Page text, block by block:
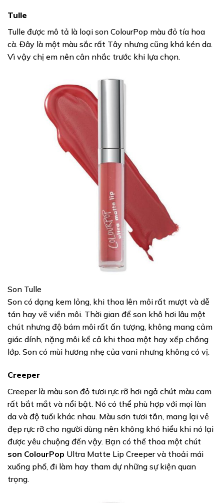
Tulle
Tulle được mô tả là loại son ColourPop màu đỏ tía hoa
cà. Đây là một màu sắc rất Tây nhưng cũng khá kén da.
Vì vậy chị em nên cân nhắc trước khi lựa chọn.
Son Tulle
Son có dạng kem lỏng, khi thoa lên môi rất mượt và dễ
tán hay vẽ viền môi. Thời gian để son khô hơi lâu một
chút nhưng độ bám môi rất ấn tượng, không mang cảm
giác dính, nặng môi kể cả khi thoa một hay xếp chồng
lớp. Son có mùi hương nhẹ của vani nhưng không có vị.
Creeper
Creeper là màu son đỏ tươi rực rỡ hơi ngả chút màu cam
rất bắt mắt và nổi bật. Nó có thể phù hợp với mọi làn
da và độ tuổi khác nhau. Màu sơn tươi tắn, mang lại vẻ
đẹp rực rỡ cho người dùng nên không khó hiểu khi nó lại
được yêu chuộng đến vậy. Bạn có thể thoa một chút
son ColourPop Ultra Matte Lip Creeper và thoải mái
xuống phố, đi làm hay tham dự những sự kiện quan
trọng.